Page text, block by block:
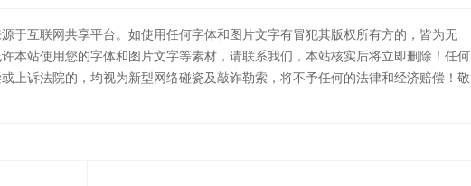
于互联网共享平台。如使用任何字体和图片文字有冒犯其版权所有方的，皆为无
本站使用您的字体和图片文字等素材，请联系我们，本站核实后将立即删除！任何
上诉法院的，均视为新型网络碰瓷及敲诈勒索，将不予任何的法律和经济赔偿！敬